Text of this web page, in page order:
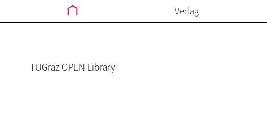
Verlag
TUGraz OPEN Library